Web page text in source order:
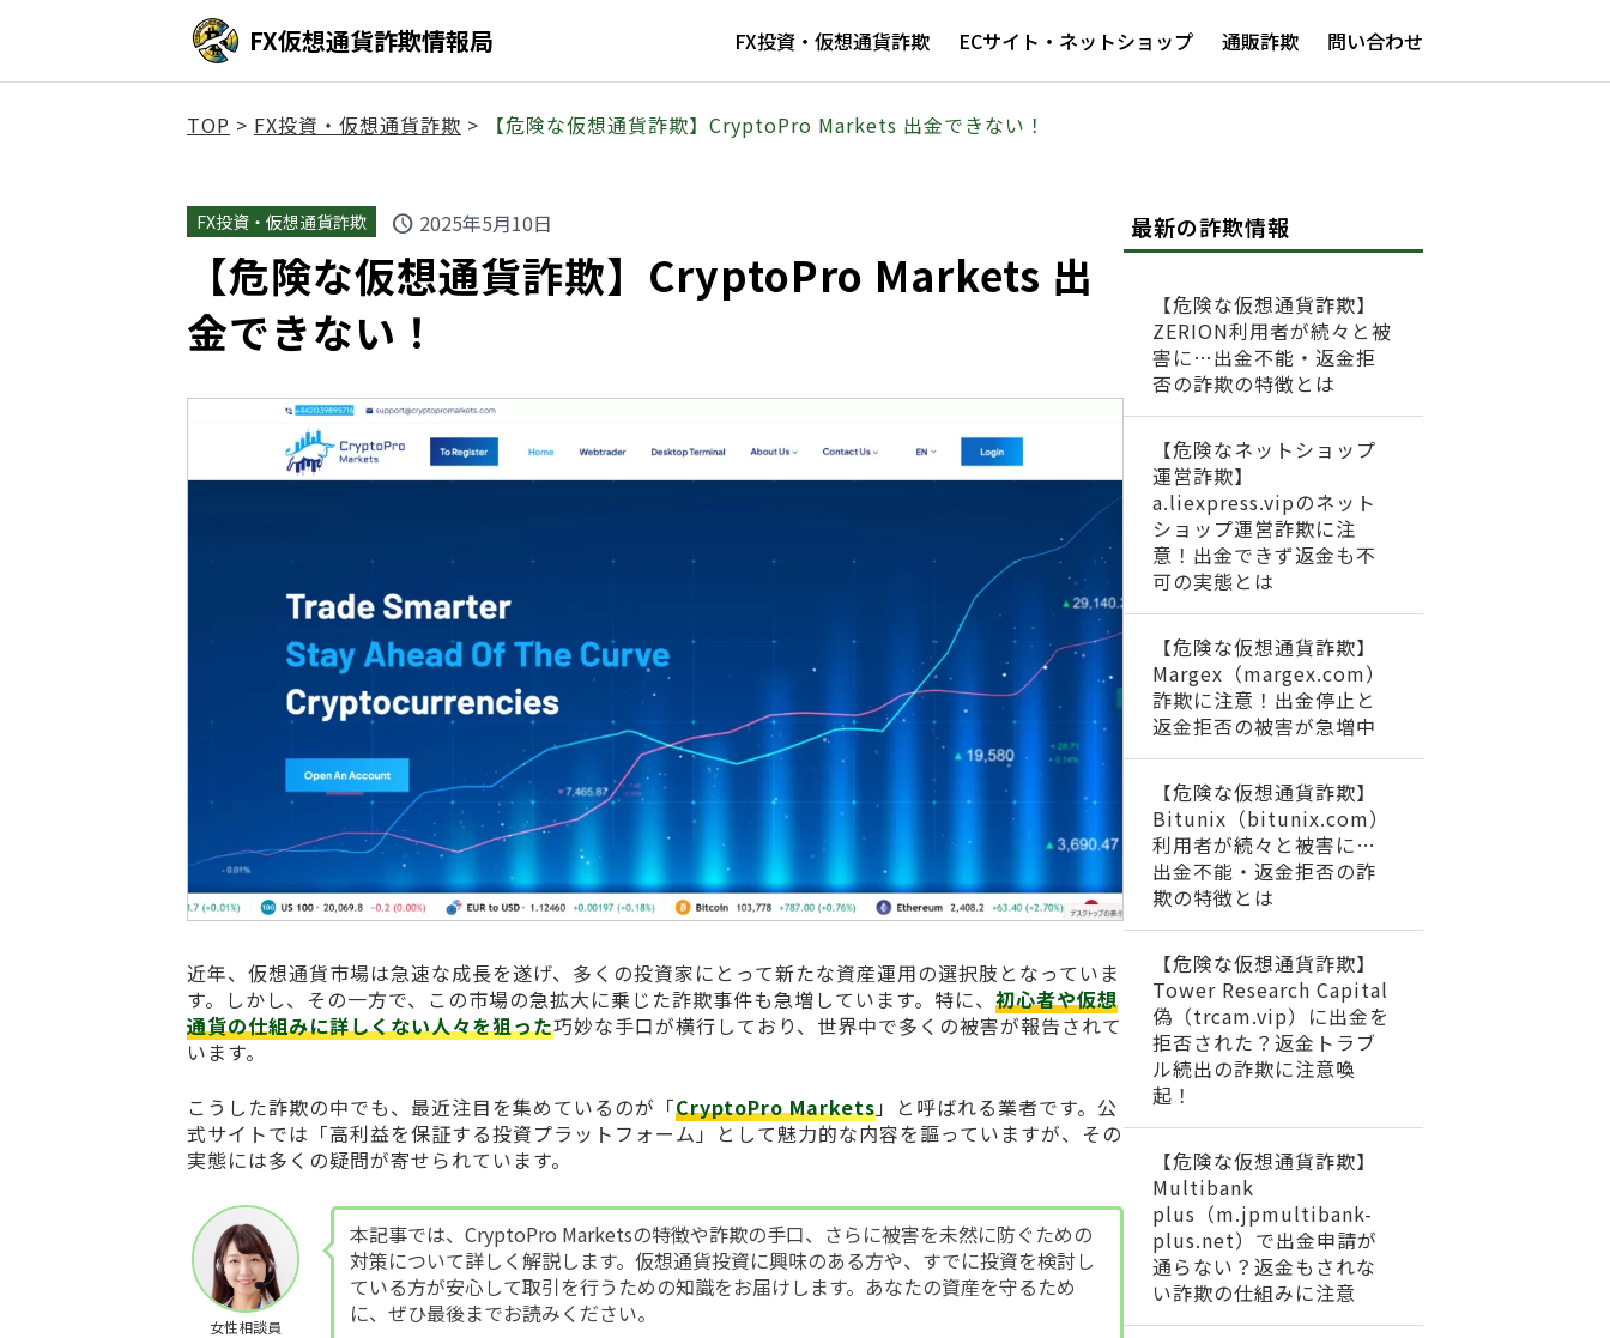
FX仮想通貨詐欺情報局 FX投資・仮想通貨詐欺 ECサイト・ネットショップ 通販詐欺 問い合わせ
TOP > FX投資・仮想通貨詐欺 > 【危険な仮想通貨詐欺】CryptoPro Markets 出金できない！
FX投資・仮想通貨詐欺 schedule 2025年5月10日
【危険な仮想通貨詐欺】CryptoPro Markets 出
金できない！
近年、仮想通貨市場は急速な成長を遂げ、多くの投資家にとって新たな資産運用の選択肢となっていま
す。しかし、その一方で、この市場の急拡大に乗じた詐欺事件も急増しています。特に、 初心者や仮想
通貨の仕組みに詳しくない人々を狙った巧妙な手口が横行しており、世界中で多くの被害が報告されて
います。
こうした詐欺の中でも、最近注目を集めているのが「CryptoPro Markets」と呼ばれる業者です。公
式サイトでは「高利益を保証する投資プラットフォーム」として魅力的な内容を謳っていますが、その
実態には多くの疑問が寄せられています。
女性相談員
本記事では、CryptoPro Marketsの特徴や詐欺の手口、さらに被害を未然に防ぐための
対策について詳しく解説します。仮想通貨投資に興味のある方や、すでに投資を検討し
ている方が安心して取引を行うための知識をお届けします。あなたの資産を守るため
に、ぜひ最後までお読みください。
最新の詐欺情報
【危険な仮想通貨詐欺】
ZERION利用者が続々と被
害に…出金不能・返金拒
否の詐欺の特徴とは
【危険なネットショップ
運営詐欺】
a.liexpress.vipのネット
ショップ運営詐欺に注
意！出金できず返金も不
可の実態とは
【危険な仮想通貨詐欺】
Margex（margex.com）
詐欺に注意！出金停止と
返金拒否の被害が急増中
【危険な仮想通貨詐欺】
Bitunix（bitunix.com）
利用者が続々と被害に…
出金不能・返金拒否の詐
欺の特徴とは
【危険な仮想通貨詐欺】
Tower Research Capital
偽（trcam.vip）に出金を
拒否された？返金トラブ
ル続出の詐欺に注意喚
起！
【危険な仮想通貨詐欺】
Multibank
plus（m.jpmultibank-
plus.net）で出金申請が
通らない？返金もされな
い詐欺の仕組みに注意